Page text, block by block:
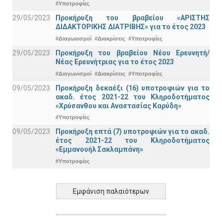
#Υποτροφίες
29/05/2023
Προκήρυξη του βραβείου «ΑΡΙΣΤΗΣ
ΔΙΔΑΚΤΟΡΙΚΗΣ ΔΙΑΤΡΙΒΗΣ» για το έτος 2023
#Διαγωνισμοί #Διακρίσεις #Υποτροφίες
29/05/2023
Προκήρυξη του βραβείου Νέου Ερευνητή/
Νέας Ερευνήτριας για το έτος 2023
#Διαγωνισμοί #Διακρίσεις #Υποτροφίες
09/05/2023
Προκήρυξη δεκαέξι (16) υποτροφιών για το
ακαδ. έτος 2021-22 του Κληροδοτήματος
«Χρύσανθου και Αναστασίας Καρύδη»
#Υποτροφίες
09/05/2023
Προκήρυξη επτά (7) υποτροφιών για το ακαδ.
έτος 2021-22 του Κληροδοτήματος
«Εμμανουήλ Σακλαμπάνη»
#Υποτροφίες
Εμφάνιση παλαιότερων